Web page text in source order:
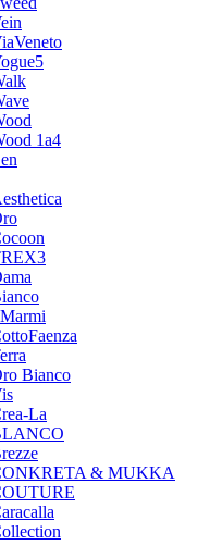
1a4
Bianco
La
& MUKKA